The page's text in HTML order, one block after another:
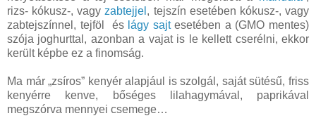
rizs- kókusz-, vagyzabtejjel , tejszín esetében kókusz-, vagy
zabtejszínnel, tejföl és lágy sajtesetében a (GMO mentes)
szója joghurttal, azonban a vajat is le kellett cserélni, ekkor
került képbe ez a finomság.
Ma már „zsíros” kenyér alapjául is szolgál, saját sütésű, friss
kenyérre kenve, bőséges lilahagymával, paprikával
megszórva mennyei csemege…